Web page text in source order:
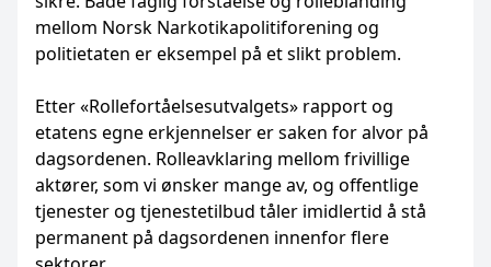
mellom Norsk Narkotikapolitiforening og
politietaten er eksempel på et slikt problem.
Etter «Rollefortåelsesutvalgets» rapport og
etatens egne erkjennelser er saken for alvor på
dagsordenen. Rolleavklaring mellom frivillige
aktører, som vi ønsker mange av, og offentlige
tjenester og tjenestetilbud tåler imidlertid å stå
permanent på dagsordenen innenfor flere